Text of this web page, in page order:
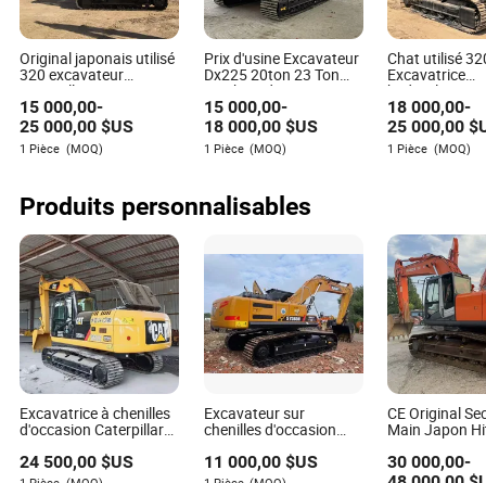
les machines d'occasion ?
R : Bien que ce ne soit pas courant, certains
concessionnaires offrent des garanties limitées sur les
machines d'occasion ; cela vaut la peine de se renseigner
lors de vos négociations d'achat.
Tucker Nguyen
Auteur
Tucker Nguyen est un auteur accompli avec une vaste
expérience dans l'industrie de la fabrication et de
l'usinage. Il a développé une compréhension
approfondie des capacités de livraison des
fournisseurs dans le secteur, ce qui est devenu son
domaine d'expertise.
Original japonais utilisé
320 excavateur
Caterpillar 20 tonne
machine de
terrassement
d'occasion pas chère
320d 320d2 320dl
15 000,00-
25 000,00 $US
1 Pièce (MOQ)
Prix d'usine Excavateur
Dx225 20ton 23 Ton
Machine d'excavation
d'occasion Excavateur
d'occasion à vendre
15 000,00-
18 000,00$US
1 Pièce (MOQ)
Chat utilisé
Excavatrice
hydraulique
320d 320cl
320dl 320gc
Original 20ton
Caterpillar
18 000,00-
25 000,00
1 Pièce (MOQ)
Produits personnalisables
Excavatrice à chenilles
d'occasion Caterpillar
20t Original Japon
24 500,00 $US
Excavateur sur
chenilles d'occasion
Sy135c Sy60c 485h
Excavateurs à roues
11 000,00$US
CE Original
Main Japon
30 Ton 35ton
Moyen
30 000,00-